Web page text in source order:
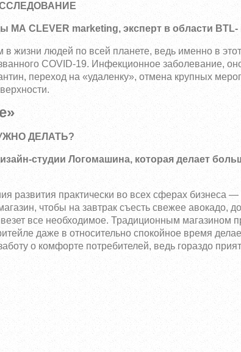
МА CLEVER marketing, эксперт в области
жизни людей по всей планете, ведь именно в
COVID-19. Инфекционное заболевание,
переход на «удаленку», отмена крупных
ДЕЛАТЬ?
студии Логомашина, которая делает
развития практически во всех сферах бизнеса —
чтобы на завтрак съесть свежее авокадо,
все необходимое. Традиционным магазином
даже в относительно спокойное время
о комфорте потребителей, ведь гораздо